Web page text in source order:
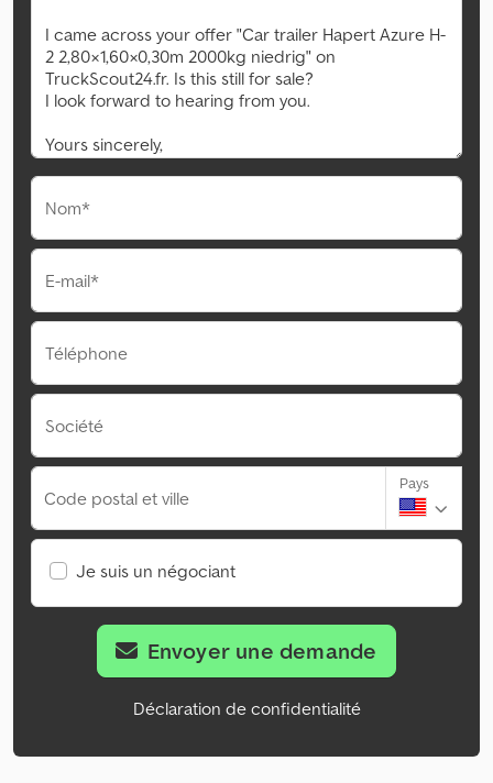
Nom*
E-mail*
Téléphone
Société
Code postal et ville
Pays
Je suis un négociant
Envoyer une demande
Déclaration de confidentialité